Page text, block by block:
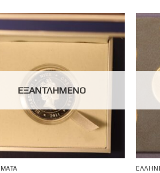
ΕΞΑΝΤΛΗΜΈΝΟ